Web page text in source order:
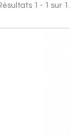
1 - 1 sur 1.